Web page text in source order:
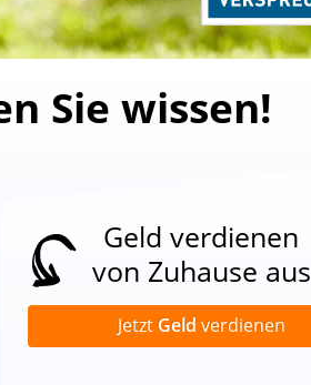
Sie wissen!
Geld verdienen
von Zuhause aus
Jetzt Geld verdienen